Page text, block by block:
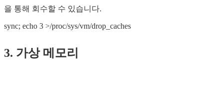
을 통해 회수할 수 있습니다.
sync; echo 3 >/proc/sys/vm/drop_caches
3. 가상 메모리